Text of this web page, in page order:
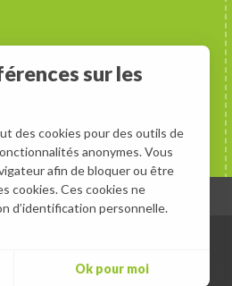
sur les
des cookies pour des outils de
anonymes. Vous
afin de bloquer ou être
cookies. Ces cookies ne
d’identification personnelle.
Ok pour moi